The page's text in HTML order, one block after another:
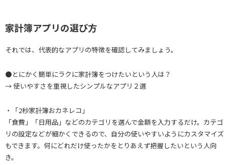
家計簿アプリの選び方
それでは、代表的なアプリの特徴を確認してみましょう。
●とにかく簡単にラクに家計簿をつけたいという人は？
→ 使いやすさを重視したシンプルなアプリ２選
・「2秒家計簿おカネレコ」
「食費」「日用品」などのカテゴリを選んで金額を入力するだけ。カテゴ
リの設定などが細かくできるので、自分の使いやすいようにカスタマイズ
もできます。何にどれだけ使ったかをとりあえず把握したいという人向
き。